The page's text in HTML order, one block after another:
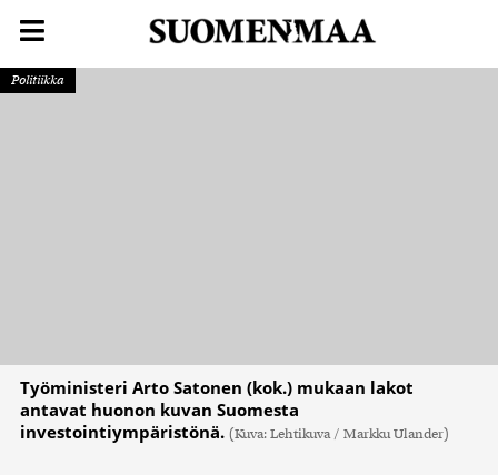
Politiikka
Työministeri Arto Satonen (kok.) mukaan lakot
antavat huonon kuvan Suomesta
investointiympäristönä. (Kuva: Lehtikuva / Markku Ulander)